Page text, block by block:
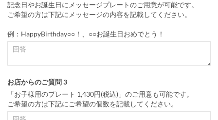
記念日やお誕生日にメッセージプレートのご用意が可能です。
ご希望の方は下記にメッセージの内容を記載してください。
例：HappyBirthday○○！、○○お誕生日おめでとう！
お店からのご質問 3
「お子様用のプレート 1,430円(税込)」のご用意も可能です。
ご希望の方は下記にご希望の個数を記載してください。